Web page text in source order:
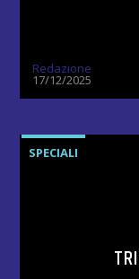
Redazione
17/12/2025
SPECIALI